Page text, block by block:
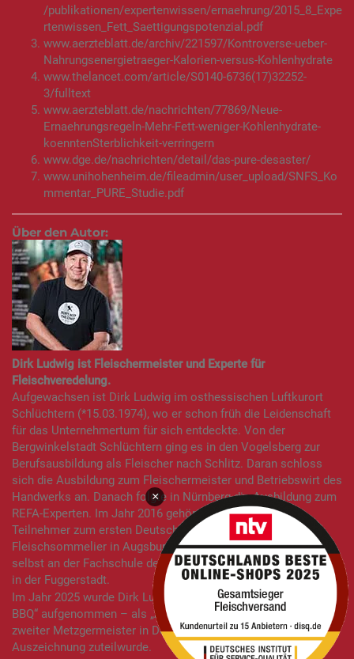
/publikationen/expertenwissen/ernaehrung/2015_8_Expe
rtenwissen_Fett_Saettigungspotenzial.pdf
www.aerzteblatt.de/archiv/221597/Kontroverse-ueber-
Nahrungsenergietraeger-Kalorien-versus-Kohlenhydrate
www.thelancet.com/article/S0140-6736(17)32252-
3/fulltext
www.aerzteblatt.de/nachrichten/77869/Neue-
Ernaehrungsregeln-Mehr-Fett-weniger-Kohlenhydrate-
koenntenSterblichkeit-verringern
www.dge.de/nachrichten/detail/das-pure-desaster/
www.unihohenheim.de/fileadmin/user_upload/SNFS_Ko
mmentar_PURE_Studie.pdf
Über den Autor:
Dirk Ludwig ist Fleischermeister und Experte für
Fleischveredelung.
Aufgewachsen ist Dirk Ludwig im osthessischen Luftkurort
Schlüchtern (*15.03.1974), wo er schon früh die Leidenschaft
für das Unternehmertum für sich entdeckte. Von der
Bergwinkelstadt Schlüchtern ging es in den Vogelsberg zur
Berufsausbildung als Fleischer nach Schlitz. Daran schloss
sich die Ausbildung zum Fleischermeister und Betriebswirt des
Handwerks an. Danach folgte in Nürnberg die Ausbildung zum
REFA-Experten. Im Jahr 2016 gehörte Dirk Ludwig als
Teilnehmer zum ersten Deutschen Lehrgang zum
Fleischsommelier in Augsburg. Inzwischen lehrt Dirk Ludwig
selbst an der Fachschule des Bayerischen Metzgerhandwerks
in der Fuggerstadt.
Im Jahr 2025 wurde Dirk Ludwig in die „Hall of Fame German
BBQ“ aufgenommen – als „All Time Butcher Legend“ und erst
zweiter Metzgermeister in Deutschland, dem diese besondere
Auszeichnung zuteilwurde.
×